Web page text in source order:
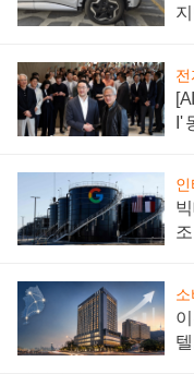
전
I'
인
소